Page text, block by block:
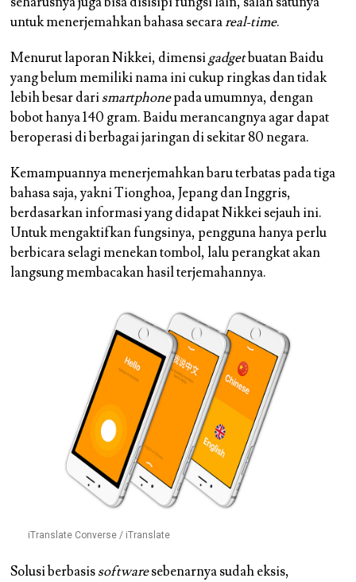
untuk menerjemahkan bahasa secarareal-time.
Menurut laporan Nikkei, dimensigadgetbuatan Baidu
yang belum memiliki nama ini cukup ringkas dan tidak
lebih besar darismartphonepada umumnya, dengan
bobot hanya 140 gram. Baidu merancangnya agar dapat
beroperasi di berbagai jaringan di sekitar 80 negara.
Kemampuannya menerjemahkan baru terbatas pada tiga
bahasa saja, yakni Tionghoa, Jepang dan Inggris,
berdasarkan informasi yang didapat Nikkei sejauh ini.
Untuk mengaktifkan fungsinya, pengguna hanya perlu
berbicara selagi menekan tombol, lalu perangkat akan
langsung membacakan hasil terjemahannya.
iTranslate Converse / iTranslate
Solusi berbasissoftwaresebenarnya sudah eksis,